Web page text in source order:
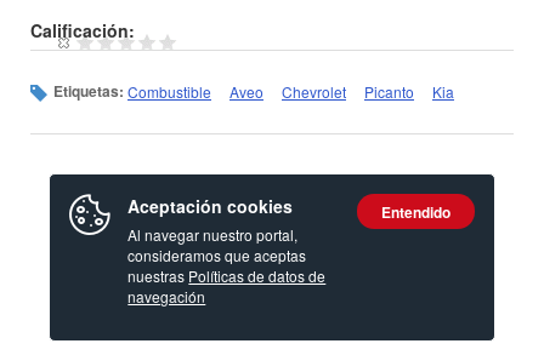
Calificación:
Etiquetas: Combustible Aveo Chevrolet Picanto Kia
Aceptación cookies
Al navegar nuestro portal,
consideramos que aceptas
nuestras Políticas de datos de
navegación
Entendido